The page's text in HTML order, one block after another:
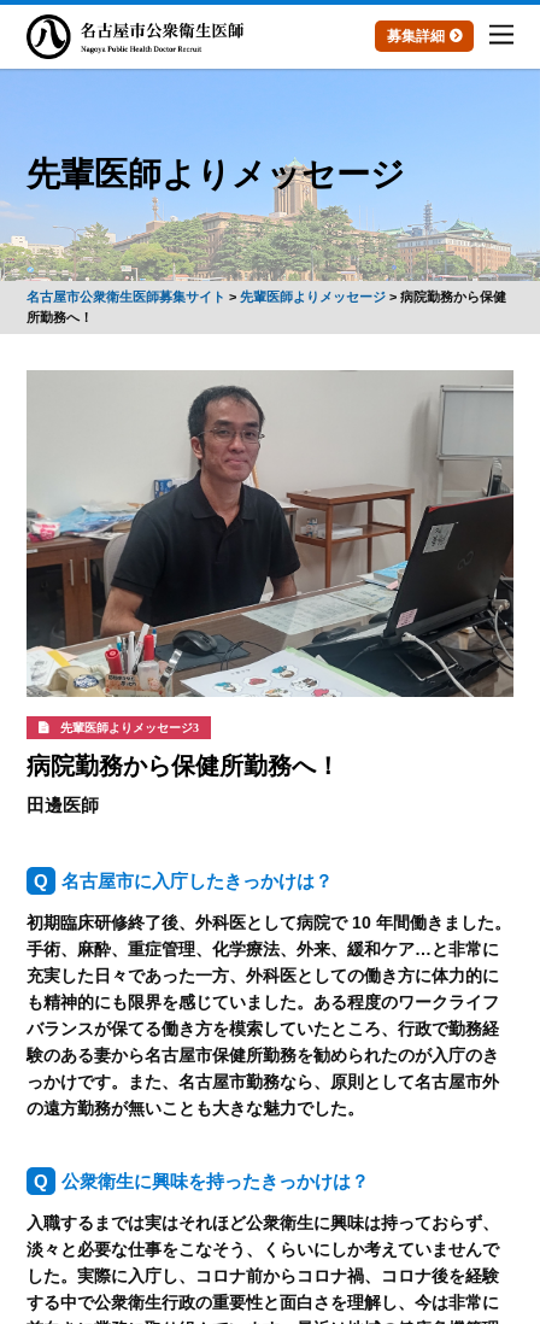
募集詳細
先輩医師よりメッセージ
名古屋市公衆衛生医師募集サイト >先輩医師よりメッセージ >病院勤務から保健
所勤務へ！
先輩医師よりメッセージ3
病院勤務から保健所勤務へ！
田邊医師
名古屋市に入庁したきっかけは？
初期臨床研修終了後、外科医として病院で 10 年間働きました。
手術、麻酔、重症管理、化学療法、外来、緩和ケア…と非常に
充実した日々であった一方、外科医としての働き方に体力的に
も精神的にも限界を感じていました。ある程度のワークライフ
バランスが保てる働き方を模索していたところ、行政で勤務経
験のある妻から名古屋市保健所勤務を勧められたのが入庁のき
っかけです。また、名古屋市勤務なら、原則として名古屋市外
の遠方勤務が無いことも大きな魅力でした。
公衆衛生に興味を持ったきっかけは？
入職するまでは実はそれほど公衆衛生に興味は持っておらず、
淡々と必要な仕事をこなそう、くらいにしか考えていませんで
した。実際に入庁し、コロナ前からコロナ禍、コロナ後を経験
する中で公衆衛生行政の重要性と面白さを理解し、今は非常に